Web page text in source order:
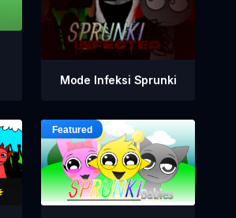
Mode Infeksi Sprunki